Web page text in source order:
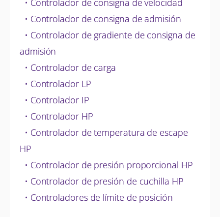
• Controlador de consigna de velocidad
• Controlador de consigna de admisión
• Controlador de gradiente de consigna de
admisión
• Controlador de carga
• Controlador LP
• Controlador IP
• Controlador HP
• Controlador de temperatura de escape
HP
• Controlador de presión proporcional HP
• Controlador de presión de cuchilla HP
• Controladores de límite de posición